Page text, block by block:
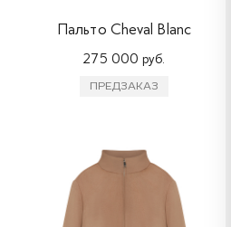
Пальто Cheval Blanc
275 000 руб.
ПРЕДЗАКАЗ